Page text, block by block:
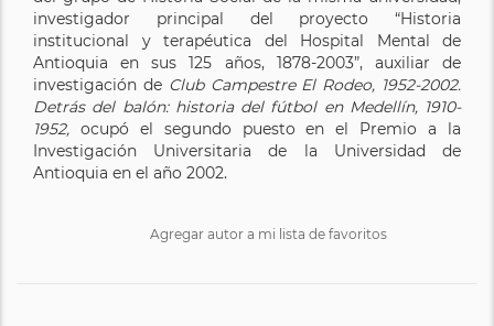
investigador principal del proyecto “Historia
institucional y terapéutica del Hospital Mental de
Antioquia en sus 125 años, 1878-2003”, auxiliar de
investigación de Club Campestre El Rodeo, 1952-2002.
Detrás del balón: historia del fútbol en Medellín, 1910-
1952, ocupó el segundo puesto en el Premio a la
Investigación Universitaria de la Universidad de
Antioquia en el año 2002.
Agregar autor a mi lista de favoritos